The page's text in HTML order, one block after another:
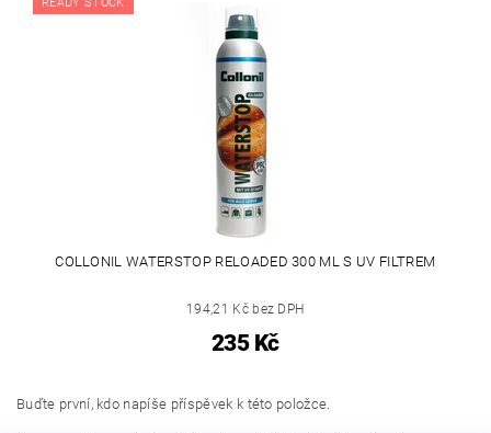
COLLONIL WATERSTOP RELOADED 300 ML S UV FILTREM
194,21 Kč bez DPH
235 Kč
Buďte první, kdo napíše příspěvek k této položce.